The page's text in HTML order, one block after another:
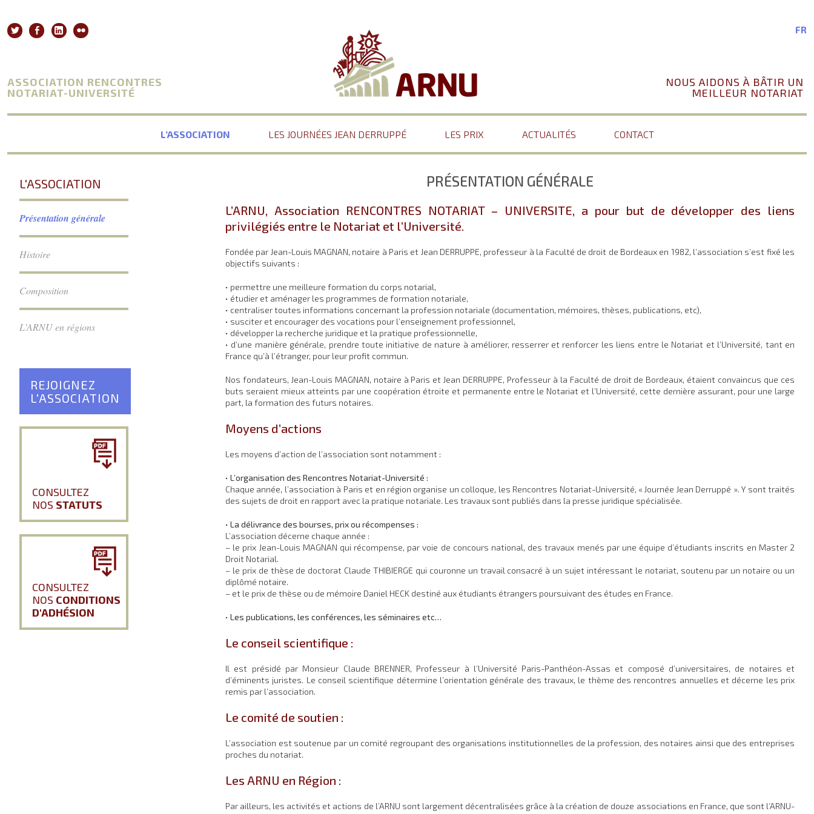
au
contenu
TwitterFacebook
LinkedinFlickr FR
ASSOCIATION RENCONTRES
NOTARIAT-UNIVERSITÉ
NOUS AIDONS À BÂTIR UN
MEILLEUR NOTARIAT
L’ASSOCIATION LES JOURNÉES JEAN DERRUPPÉ LES PRIX ACTUALITÉS CONTACT
L'ASSOCIATION
Présentation générale
Histoire
Composition
L’ARNU en régions
REJOIGNEZ
L'ASSOCIATION
CONSULTEZ
NOS STATUTS
CONSULTEZ
NOS CONDITIONS
D'ADHÉSION
PRÉSENTATION GÉNÉRALE
L’ARNU, Association RENCONTRES NOTARIAT – UNIVERSITE, a pour but de développer des liens
privilégiés entre le Notariat et l’Université.
Fondée par Jean-Louis MAGNAN, notaire à Paris et Jean DERRUPPE, professeur à la Faculté de droit de Bordeaux en 1982, l’association s’est fixé les
objectifs suivants :
• permettre une meilleure formation du corps notarial,
• étudier et aménager les programmes de formation notariale,
• centraliser toutes informations concernant la profession notariale (documentation, mémoires, thèses, publications, etc),
• susciter et encourager des vocations pour l’enseignement professionnel,
• développer la recherche juridique et la pratique professionnelle,
• d’une manière générale, prendre toute initiative de nature à améliorer, resserrer et renforcer les liens entre le Notariat et l’Université, tant en
France qu’à l’étranger, pour leur profit commun.
Nos fondateurs, Jean-Louis MAGNAN, notaire à Paris et Jean DERRUPPE, Professeur à la Faculté de droit de Bordeaux, étaient convaincus que ces
buts seraient mieux atteints par une coopération étroite et permanente entre le Notariat et l’Université, cette dernière assurant, pour une large
part, la formation des futurs notaires.
Moyens d’actions
Les moyens d’action de l’association sont notamment :
• L’organisation des Rencontres Notariat-Université :
Chaque année, l’association à Paris et en région organise un colloque, les Rencontres Notariat-Université, « Journée Jean Derruppé ». Y sont traités
des sujets de droit en rapport avec la pratique notariale. Les travaux sont publiés dans la presse juridique spécialisée.
• La délivrance des bourses, prix ou récompenses :
L’association décerne chaque année :
– le prix Jean-Louis MAGNAN qui récompense, par voie de concours national, des travaux menés par une équipe d’étudiants inscrits en Master 2
Droit Notarial.
– le prix de thèse de doctorat Claude THIBIERGE qui couronne un travail consacré à un sujet intéressant le notariat, soutenu par un notaire ou un
diplômé notaire.
– et le prix de thèse ou de mémoire Daniel HECK destiné aux étudiants étrangers poursuivant des études en France.
• Les publications, les conférences, les séminaires etc…
Le conseil scientifique :
Il est présidé par Monsieur Claude BRENNER, Professeur à l’Université Paris-Panthéon-Assas et composé d’universitaires, de notaires et
d’éminents juristes. Le conseil scientifique détermine l’orientation générale des travaux, le thème des rencontres annuelles et décerne les prix
remis par l’association.
Le comité de soutien :
L’association est soutenue par un comité regroupant des organisations institutionnelles de la profession, des notaires ainsi que des entreprises
proches du notariat.
Les ARNU en Région :
Par ailleurs, les activités et actions de l’ARNU sont largement décentralisées grâce à la création de douze associations en France, que sont l’ARNU-